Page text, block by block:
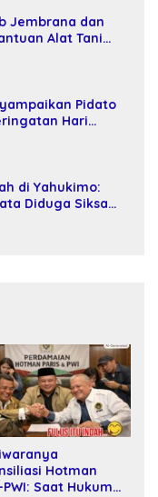
Jembrana dan
Alat Tani
Pidato
Hari
di Yahukimo:
Diduga Siksa
Hotman
Saat Hukum